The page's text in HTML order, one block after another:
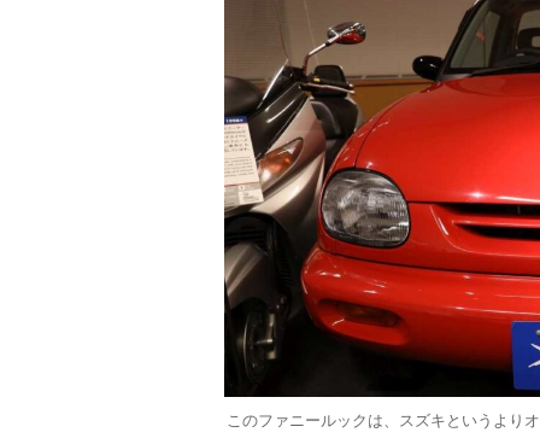
このファニールックは、スズキというより